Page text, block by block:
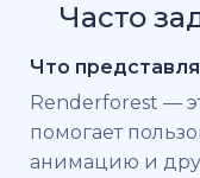
Часто
Что
Renderforest —
помогает
анимацию и